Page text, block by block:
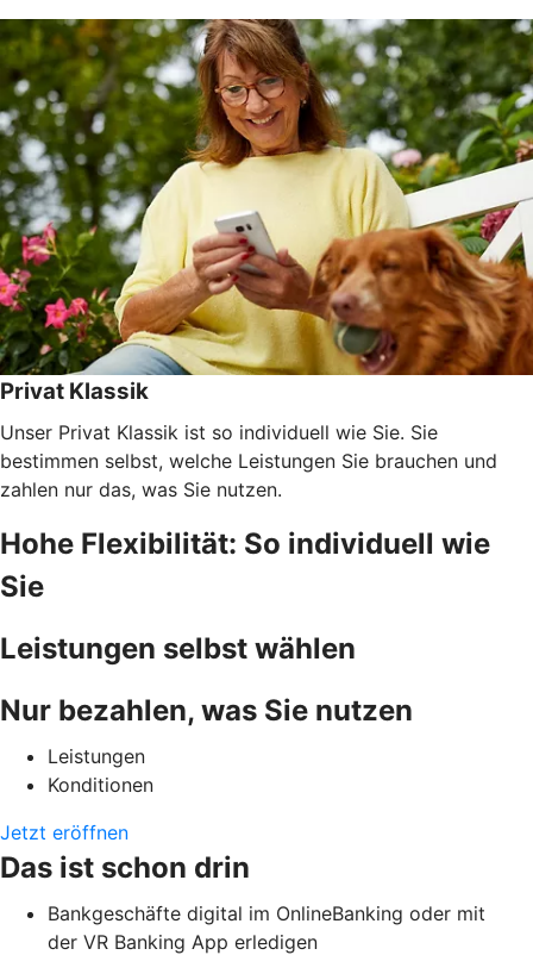
Privat Klassik
Unser Privat Klassik ist so individuell wie Sie. Sie
bestimmen selbst, welche Leistungen Sie brauchen und
zahlen nur das, was Sie nutzen.
Hohe Flexibilität: So individuell wie
Sie
Leistungen selbst wählen
Nur bezahlen, was Sie nutzen
Leistungen
Konditionen
Jetzt eröffnen
Das ist schon drin
Bankgeschäfte digital im OnlineBanking oder mit
der VR Banking App erledigen